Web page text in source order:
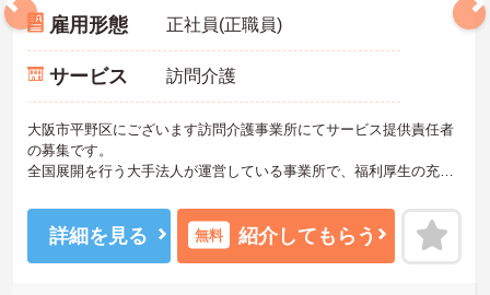
雇用形態 正社員(正職員)
サービス 訪問介護
大阪市平野区にございます訪問介護事業所にてサービス提供責任者
の募集です。
全国展開を行う大手法人が運営している事業所で、福利厚生の充実
ご興味ある方には、面接対策ポイントなど、さらに詳細をお話しい
たしますのでお気軽にご相談ください。
詳細を見る 無料 紹介してもらう